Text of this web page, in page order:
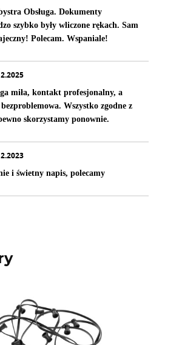
Obsługa. Dokumenty
szybko były wliczone rękach. Sam
Polecam. Wspaniale!
miła, kontakt profesjonalny, a
Wszystko zgodne z
skorzystamy ponownie.
i świetny napis, polecamy